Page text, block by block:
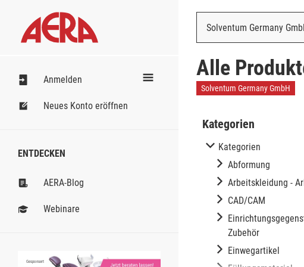
Solventum Germany
Solventum Germany
Anmelden
Neues Konto eröffnen
ENTDECKEN
AERA-Blog
Webinare
Gesponsert
Alle
Solventum Germany GmbH
Kategorien
Kategorien
Abformung
A-Silikone
Abformzubehör
Abdruckspritzen
Anmischblocks
Arbeitskleidung -
Schutzbrillen,
Zubehör
CAD/CAM
Blöcke
Ronden
Hilfsmittel /
Zubehör
Ersatzlampen
Einwegartikel